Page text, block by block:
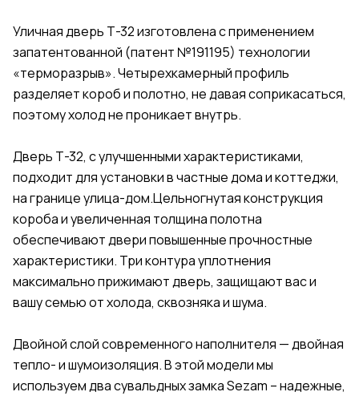
Уличная дверь Т-32 изготовлена с применением
запатентованной (патент №191195) технологии
«терморазрыв». Четырехкамерный профиль
разделяет короб и полотно, не давая соприкасаться,
поэтому холод не проникает внутрь.
Дверь Т-32, с улучшенными характеристиками,
подходит для установки в частные дома и коттеджи,
на границе улица-дом.Цельногнутая конструкция
короба и увеличенная толщина полотна
обеспечивают двери повышенные прочностные
характеристики. Три контура уплотнения
максимально прижимают дверь, защищают вас и
вашу семью от холода, сквозняка и шума.
Двойной слой современного наполнителя — двойная
тепло- и шумоизоляция. В этой модели мы
используем два сувальдных замка Sezam – надежные,